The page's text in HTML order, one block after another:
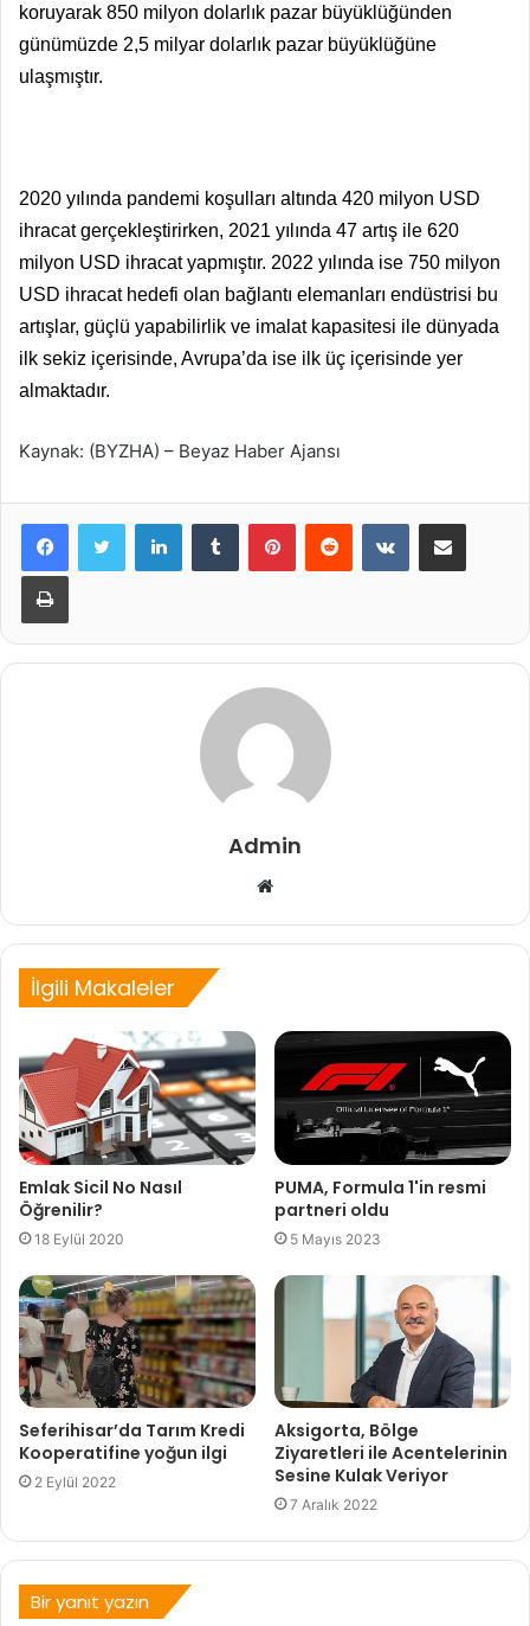
koruyarak 850 milyon dolarlık pazar büyüklüğünden
günümüzde 2,5 milyar dolarlık pazar büyüklüğüne
ulaşmıştır.
2020 yılında pandemi koşulları altında 420 milyon USD
ihracat gerçekleştirirken, 2021 yılında 47 artış ile 620
milyon USD ihracat yapmıştır. 2022 yılında ise 750 milyon
USD ihracat hedefi olan bağlantı elemanları endüstrisi bu
artışlar, güçlü yapabilirlik ve imalat kapasitesi ile dünyada
ilk sekiz içerisinde, Avrupa’da ise ilk üç içerisinde yer
almaktadır.
Kaynak: (BYZHA) – Beyaz Haber Ajansı
LinkedInTumblr PinterestReddit VKontakteE-Posta ile paylaş
Yazdır
Admin
Web
İlgili Makaleler
Emlak Sicil No Nasıl
Öğrenilir?
18 Eylül 2020
PUMA, Formula 1'in resmi
partneri oldu
5 Mayıs 2023
Seferihisar’da Tarım Kredi
Kooperatifine yoğun ilgi
2 Eylül 2022
Aksigorta, Bölge
Ziyaretleri ile Acentelerinin
Sesine Kulak Veriyor
7 Aralık 2022
Bir yanıt yazın